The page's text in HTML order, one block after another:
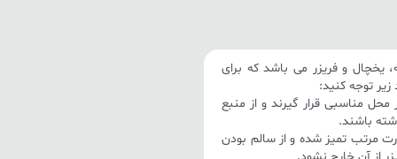
یخچال و فریزر می باشد که برای
زیر توجه کنید:
محل مناسبی قرار گیرند و از منبع
باشند.
مرتب تمیز شده و از سالم بودن